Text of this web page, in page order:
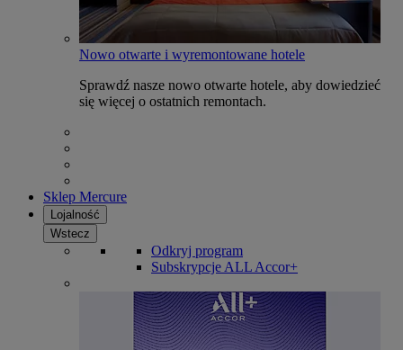
Nowo otwarte i wyremontowane hotele
Sprawdź nasze nowo otwarte hotele, aby dowiedzieć
się więcej o ostatnich remontach.
Sklep Mercure
Lojalność
Wstecz
Odkryj program
Subskrypcje ALL Accor+